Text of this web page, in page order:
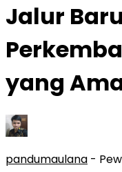
Jalur
yang
pandumaulana -